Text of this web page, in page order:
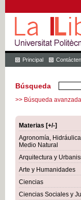
Principal
Búsqueda
>> Búsqueda avanzada
Materias [+/-]
Agronomía,
Medio Natural
Arquitectura y
Arte y Humanidades
Ciencias
Ciencias Sociales y